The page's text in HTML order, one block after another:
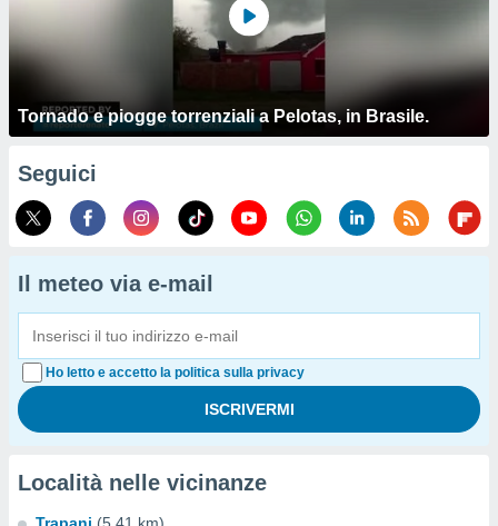
Tornado e piogge torrenziali a Pelotas, in Brasile.
Seguici
Il meteo via e-mail
Ho letto e accetto la politica sulla privacy
Località nelle vicinanze